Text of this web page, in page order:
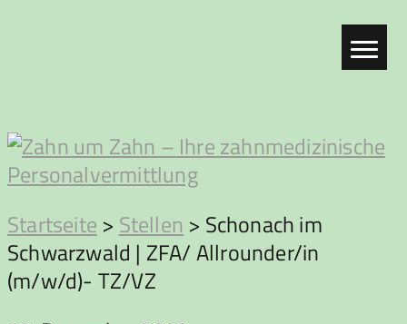
Zahn
um
Startseite > Stellen > Schonach im
Schwarzwald | ZFA/ Allrounder/in
(m/w/d)- TZ/VZ